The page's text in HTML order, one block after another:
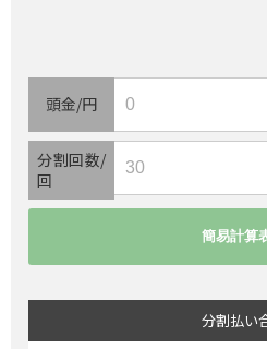
頭金/円
分割回数/
回
分割払い